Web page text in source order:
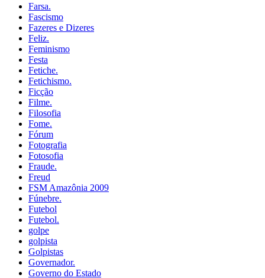
Farsa.
Fascismo
Fazeres e Dizeres
Feliz.
Feminismo
Festa
Fetiche.
Fetichismo.
Ficção
Filme.
Filosofia
Fome.
Fórum
Fotografia
Fotosofia
Fraude.
Freud
FSM Amazônia 2009
Fúnebre.
Futebol
Futebol.
golpe
golpista
Golpistas
Governador.
Governo do Estado